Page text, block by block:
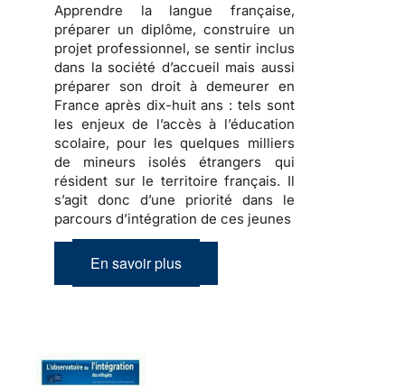
Apprendre la langue française,
préparer un diplôme,construire un
projet professionnel, se sentir inclus
dans la société d’accueil mais aussi
préparer son droit à demeurer en
France après dix-huit ans : tels sont
les enjeux de l’accès à l’éducation
scolaire, pour les quelques milliers
de mineurs isolés étrangers qui
résident sur le territoire français. Il
s’agit donc d’une priorité dans le
parcours d’intégration de ces jeunes
En savoir plus